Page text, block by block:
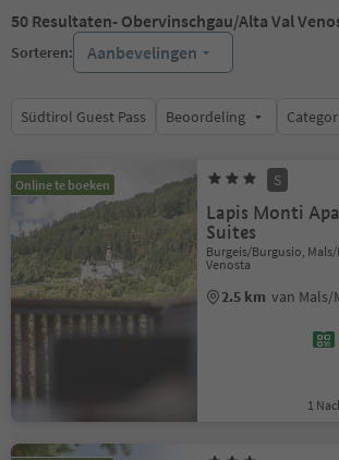
50 Resultaten- Obervinschgau/Alta Val
Sorteren: Aanbevelingen
Südtirol Guest Pass Beoordeling
Online te boeken S
Lapis Monti
Suites
Burgeis/Burgusio,
Venosta
2.5 km van Mals/
1